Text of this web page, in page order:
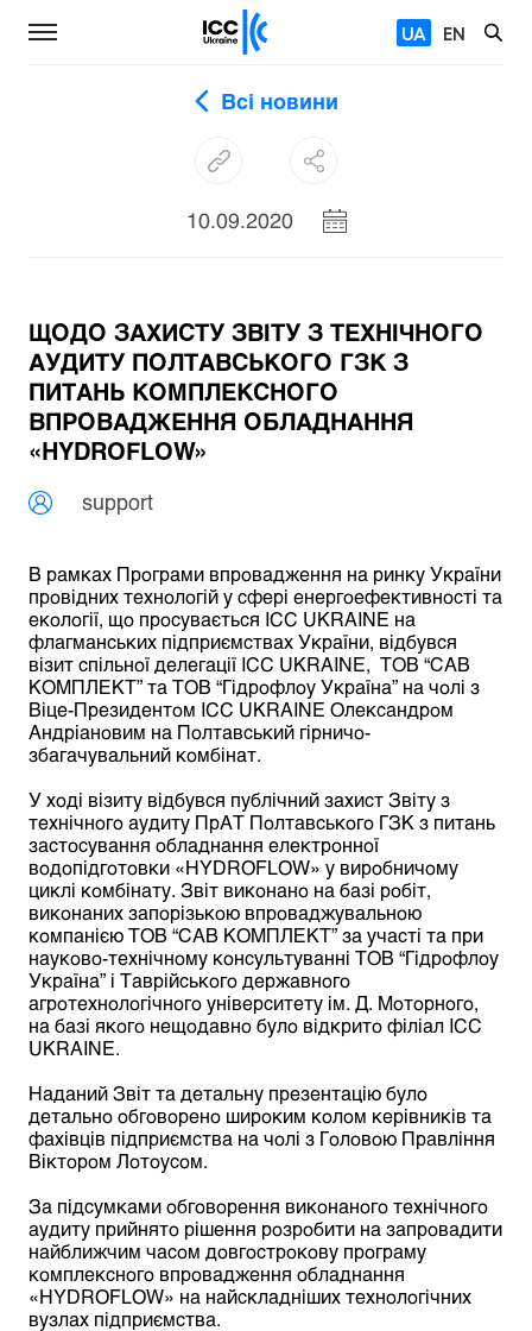
UA EN
Всі новини
10.09.2020
ЩОДО ЗАХИСТУ ЗВІТУ З ТЕХНІЧНОГО
АУДИТУ ПОЛТАВСЬКОГО ГЗК З
ПИТАНЬ КОМПЛЕКСНОГО
ВПРОВАДЖЕННЯ ОБЛАДНАННЯ
«HYDROFLOW»
support
В рамках Програми впровадження на ринку України
провідних технологій у сфері енергоефективності та
екології, що просувається ICC UKRAINE на
флагманських підприємствах України, відбувся
візит спільної делегації ICC UKRAINE, ТОВ “САВ
КОМПЛЕКТ” та ТОВ “Гідрофлоу Україна” на чолі з
Віце-Президентом ICC UKRAINE Олександром
Андріановим на Полтавський гірничо-
збагачувальний комбінат.
У ході візиту відбувся публічний захист Звіту з
технічного аудиту ПрАТ Полтавського ГЗК з питань
застосування обладнання електронної
водопідготовки «HYDROFLOW» у виробничому
циклі комбінату. Звіт виконано на базі робіт,
виконаних запорізькою впроваджувальною
компанією ТОВ “САВ КОМПЛЕКТ” за участі та при
науково-технічному консультуванні ТОВ “Гідрофлоу
Україна” і Таврійського державного
агротехнологічного університету ім. Д. Моторного,
на базі якого нещодавно було відкрито філіал ICC
UKRAINE.
Наданий Звіт та детальну презентацію було
детально обговорено широким колом керівників та
фахівців підприємства на чолі з Головою Правління
Віктором Лотоусом.
За підсумками обговорення виконаного технічного
аудиту прийнято рішення розробити на запровадити
найближчим часом довгострокову програму
комплексного впровадження обладнання
«HYDROFLOW» на найскладніших технологічних
вузлах підприємства.